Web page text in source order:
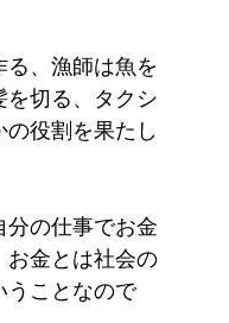
、漁師は魚を
を切る、タクシ
役割を果たし
の仕事でお金
お金とは社会の
うことなので